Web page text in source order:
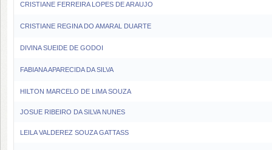
CRISTIANE FERREIRA LOPES DE ARAUJO
CRISTIANE REGINA DO AMARAL DUARTE
DIVINA SUEIDE DE GODOI
FABIANA APARECIDA DA SILVA
HILTON MARCELO DE LIMA SOUZA
JOSUE RIBEIRO DA SILVA NUNES
LEILA VALDEREZ SOUZA GATTASS